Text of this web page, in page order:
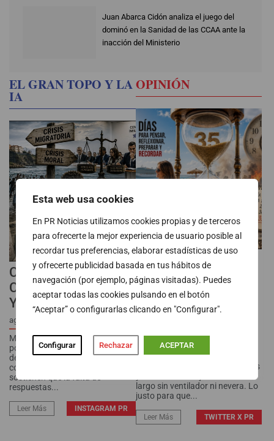
Esta web usa cookies
En PR Noticias utilizamos cookies propias y de terceros
para ofrecerte la mejor experiencia de usuario posible al
recordar tus preferencias, elaborar estadísticas de uso
y ofrecerte publicidad basada en tus hábitos de
navegación (por ejemplo, páginas visitadas). Puedes
aceptar todas las cookies pulsando en el botón
“Aceptar” o configurarlas clicando en "Configurar".
Configurar Rechazar ACEPTAR
Juan Abarca Cidón analiza el juego del
dominó en la Sanidad de las CCAA ante la
inacción del Ministerio
EL GRAN TOPO Y LA
IA
CEUTA, ENTRE LA
CRISIS MIGRATORIA
Y MORAL
agosto 10, 2026
Más allá de la confrontación
política, el escenario ha puesto
de manifiesto una realidad social
compleja. Diversas voces
sostienen que la falta de
respuestas...
Leer Más INSTAGRAM PR
OPINIÓN
35 DÍAS PARA
PENSAR,
REFLEXIONAR…
PREPARAR Y
agosto 10, 2026
Treinta y cinco días. No parecen
demasiados. Son cinco semanas
largo sin ventilador ni nevera. Lo
justo para que...
Leer Más TWITTER X PR